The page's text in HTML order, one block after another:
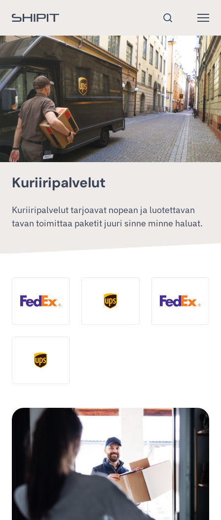
Siirry etusivulle
Kuriiripalvelut
Kuriiripalvelut tarjoavat nopean ja luotettavan
tavan toimittaa paketit juuri sinne minne haluat.